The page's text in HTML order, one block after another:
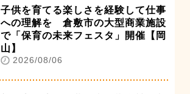
子供を育てる楽しさを経験して仕事
への理解を 倉敷市の大型商業施設
で「保育の未来フェスタ」開催【岡
山】
2026/08/06